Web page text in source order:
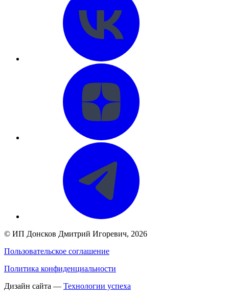
© ИП Донсков Дмитрий Игоревич, 2026
Пользовательское соглашение
Политика конфиденциальности
Дизайн сайта — Технологии успеха